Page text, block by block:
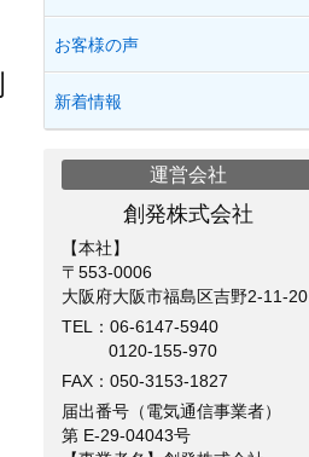
お客様の声
新着情報
運営会社
創発株式会社
【本社】
〒553-0006
大阪府大阪市福島区吉野2-11-20
TEL： 06-6147-5940
0120-155-970
FAX：050-3153-1827
届出番号（電気通信事業者）
第 E-29-04043号